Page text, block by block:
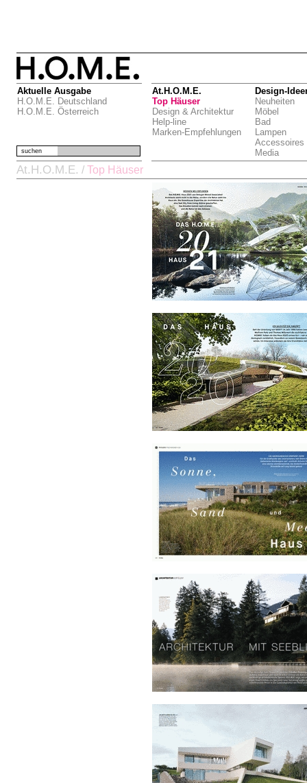
Aktuelle Ausgabe
H.O.M.E. Deutschland
H.O.M.E. Österreich
At.H.O.M.E.
Top Häuser
Design & Architektur
Help-line
Marken-Empfehlungen
Design-
Neuheiten
Möbel
Bad
Lampen
Accessoires
Media
suchen
At.H.O.M.E. / Top Häuser